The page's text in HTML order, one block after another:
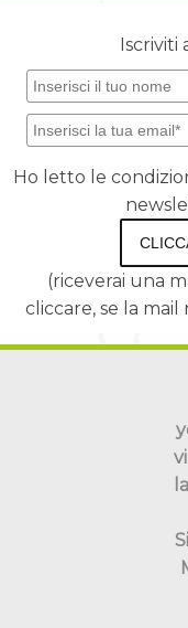
Iscriviti
Ho letto le
(riceverai una
cliccare, se la